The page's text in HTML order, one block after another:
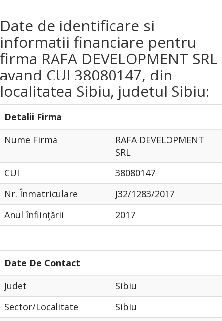
Date de identificare si
informatii financiare pentru
firma RAFA DEVELOPMENT SRL
avand CUI 38080147, din
localitatea Sibiu, judetul Sibiu:
Detalii Firma
Nume Firma
RAFA DEVELOPMENT
SRL
CUI
38080147
Nr. Înmatriculare
J32/1283/2017
Anul înfiinţării
2017
Date De Contact
Judet
Sibiu
Sector/Localitate
Sibiu